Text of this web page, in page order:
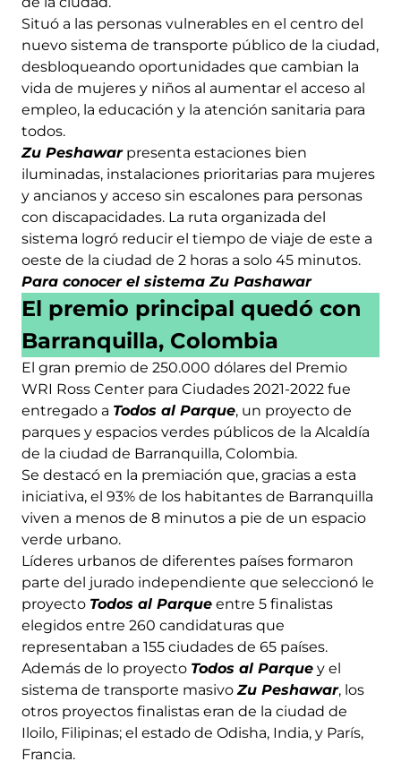
Situó a las personas vulnerables en el centro del
nuevo sistema de transporte público de la ciudad,
desbloqueando oportunidades que cambian la
vida de mujeres y niños al aumentar el acceso al
empleo, la educación y la atención sanitaria para
todos.
Zu Peshawarpresenta estaciones bien
iluminadas, instalaciones prioritarias para mujeres
y ancianos y acceso sin escalones para personas
con discapacidades. La ruta organizada del
sistema logró reducir el tiempo de viaje de este a
oeste de la ciudad de 2 horas a solo 45 minutos.
Para conocer el sistema Zu Pashawar
El premio principal quedó con
Barranquilla, Colombia
El gran premio de 250.000 dólares del Premio
WRI Ross Center para Ciudades 2021-2022 fue
entregado a Todos al Parque, un proyecto de
parques y espacios verdes públicos de la Alcaldía
de la ciudad de Barranquilla, Colombia.
Se destacó en la premiación que, gracias a esta
iniciativa, el 93% de los habitantes de Barranquilla
viven a menos de 8 minutos a pie de un espacio
verde urbano.
Líderes urbanos de diferentes países formaron
parte del jurado independiente que seleccionó le
proyecto Todos al Parque entre 5 finalistas
elegidos entre 260 candidaturas que
representaban a 155 ciudades de 65 países.
Además de lo proyecto Todos al Parque y el
sistema de transporte masivoZu Peshawar, los
otros proyectos finalistas eran de la ciudad de
Iloilo, Filipinas; el estado de Odisha, India, y París,
Francia.